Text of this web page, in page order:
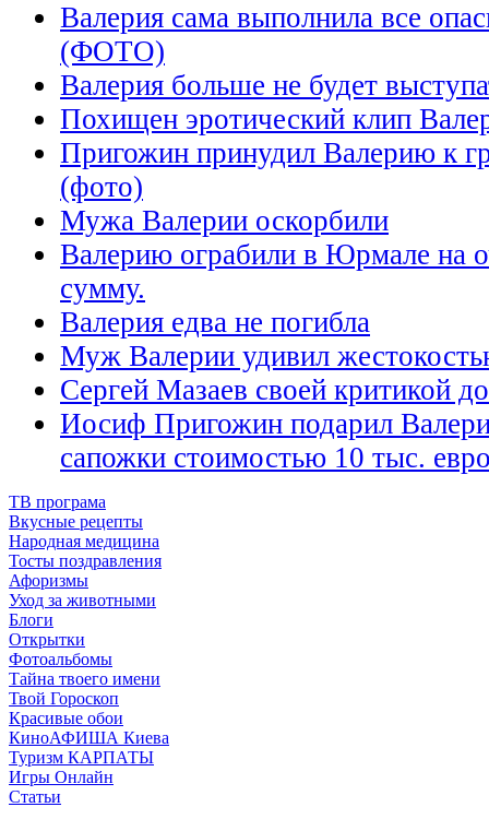
Валерия сама выполнила все
(ФОТО)
Валерия больше не будет
Похищен эротический клип
Пригожин принудил Валерию к
(фото)
Мужа Валерии оскорбили
Валерию ограбили в Юрмале на
сумму.
Валерия едва не погибла
Муж Валерии удивил
Сергей Мазаев своей критикой
Иосиф Пригожин подарил
сапожки стоимостью 10 тыс.
ТВ програма
Вкусные рецепты
Народная медицина
Тосты поздравления
Афоризмы
Уход за животными
Блоги
Открытки
Фотоальбомы
Тайна твоего имени
Твой Гороскоп
Красивые обои
КиноАФИША Киева
Туризм КАРПАТЫ
Игры Онлайн
Статьи